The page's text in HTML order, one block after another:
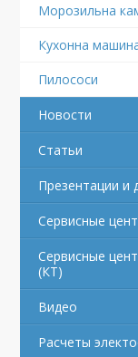
Морозильна
Кухонна
Пилососи
Новости
Статьи
Презентации и
Сервисные
Сервисные
(КТ)
Видео
Расчеты